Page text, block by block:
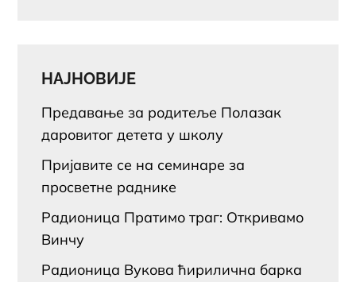
НАЈНОВИЈЕ
Предавање за родитеље Полазак
даровитог детета у школу
Пријавите се на семинаре за
просветне раднике
Радионица Пратимо траг: Откривамо
Винчу
Радионица Вукова ћирилична барка